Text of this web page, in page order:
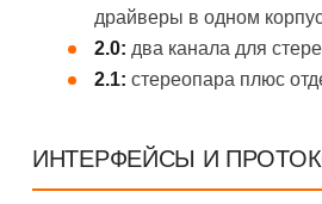
драйверы в одном
2.0: два канала для
2.1: стереопара плюс
ИНТЕРФЕЙСЫ И